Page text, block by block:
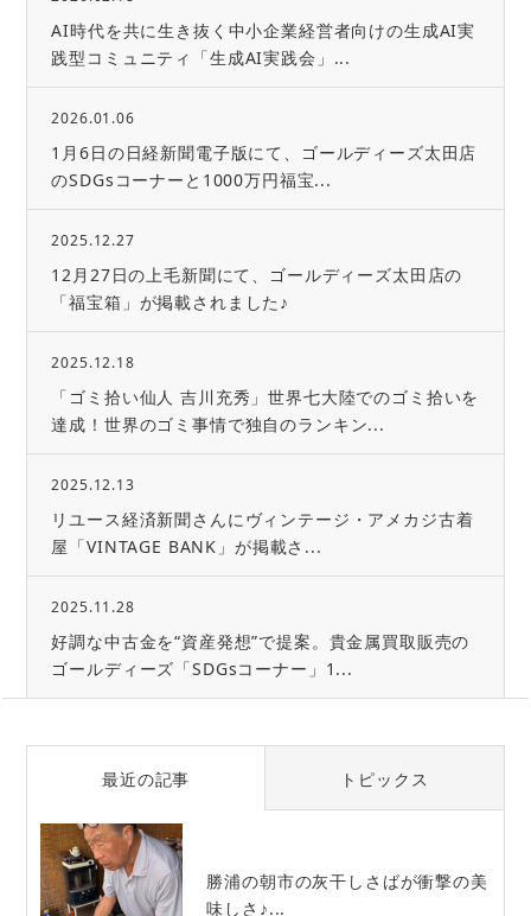
AI時代を共に生き抜く中小企業経営者向けの生成AI実
践型コミュニティ「生成AI実践会」...
2026.01.06
1月6日の日経新聞電子版にて、ゴールディーズ太田店
のSDGsコーナーと1000万円福宝...
2025.12.27
12月27日の上毛新聞にて、ゴールディーズ太田店の
「福宝箱」が掲載されました♪
2025.12.18
「ゴミ拾い仙人 吉川充秀」世界七大陸でのゴミ拾いを
達成！世界のゴミ事情で独自のランキン...
2025.12.13
リユース経済新聞さんにヴィンテージ・アメカジ古着
屋「VINTAGE BANK」が掲載さ...
2025.11.28
好調な中古金を“資産発想”で提案。貴金属買取販売の
ゴールディーズ「SDGsコーナー」1...
最近の記事 トピックス
勝浦の朝市の灰干しさばが衝撃の美
味しさ♪...